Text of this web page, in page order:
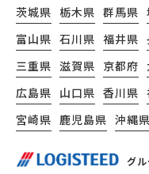
グ
茨城県 栃木県 群馬県
富山県 石川県 福井県
三重県 滋賀県 京都府
広島県 山口県 香川県
宮崎県 鹿児島県 沖縄県